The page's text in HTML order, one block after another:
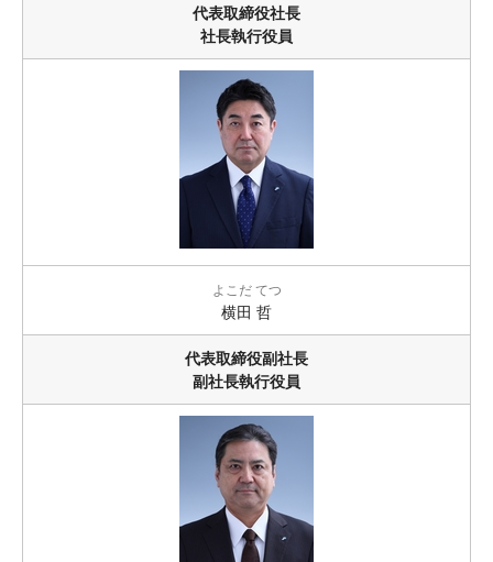
代表取締役社長
社長執行役員
よこだ てつ
横田 哲
代表取締役副社長
副社長執行役員